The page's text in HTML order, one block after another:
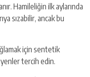
Hamileliğin ilk aylarında
sızabilir, ancak bu
için sentetik
tercih edin.